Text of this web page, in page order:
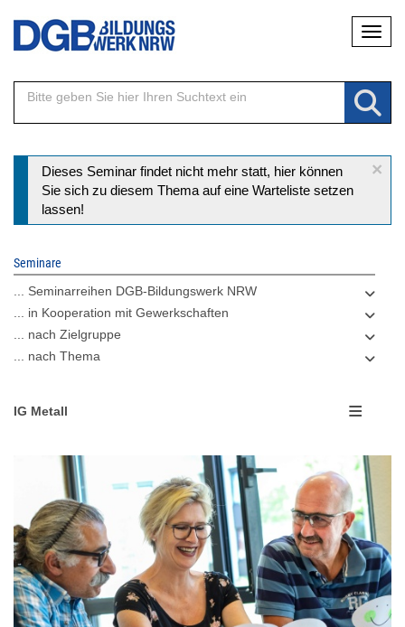
Direkt
Inhalt
×
Statusmeldung
Dieses Seminar findet nicht mehr statt, hier können
Sie sich zu diesem Thema auf eine Warteliste setzen
lassen!
Seminare
... Seminarreihen DGB-Bildungswerk NRW
... in Kooperation mit Gewerkschaften
... nach Zielgruppe
... nach Thema
IG Metall